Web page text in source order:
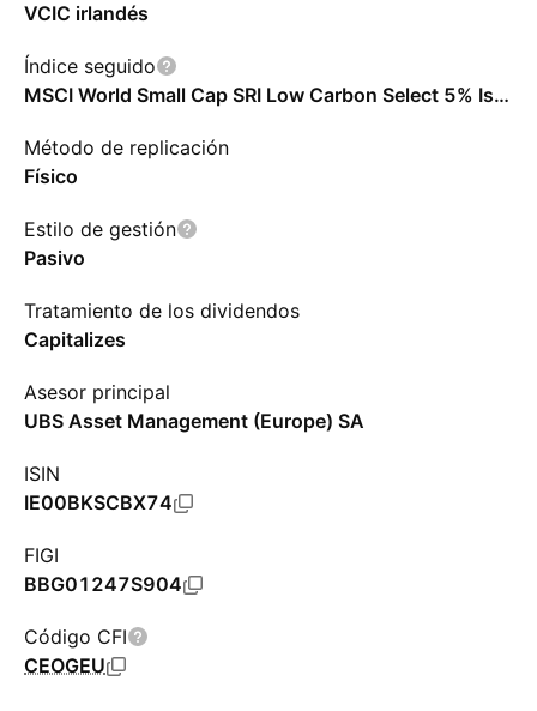
VCIC irlandés
Índice seguido
MSCI World Small Cap SRI Low Carbon Select 5% Issuer Capped Index
Método de replicación
Físico
Estilo de gestión
Pasivo
Tratamiento de los dividendos
Capitalizes
Asesor principal
UBS Asset Management (Europe) SA
ISIN
IE00BKSCBX74
FIGI
BBG01247S904
Código CFI
CEOGEU